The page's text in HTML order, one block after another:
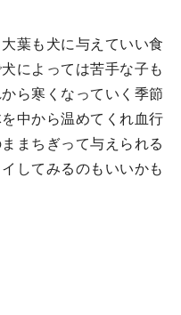
葉も犬に与えていい食
によっては苦手な子も
ら寒くなっていく季節
中から温めてくれ血行
まちぎって与えられる
してみるのもいいかも